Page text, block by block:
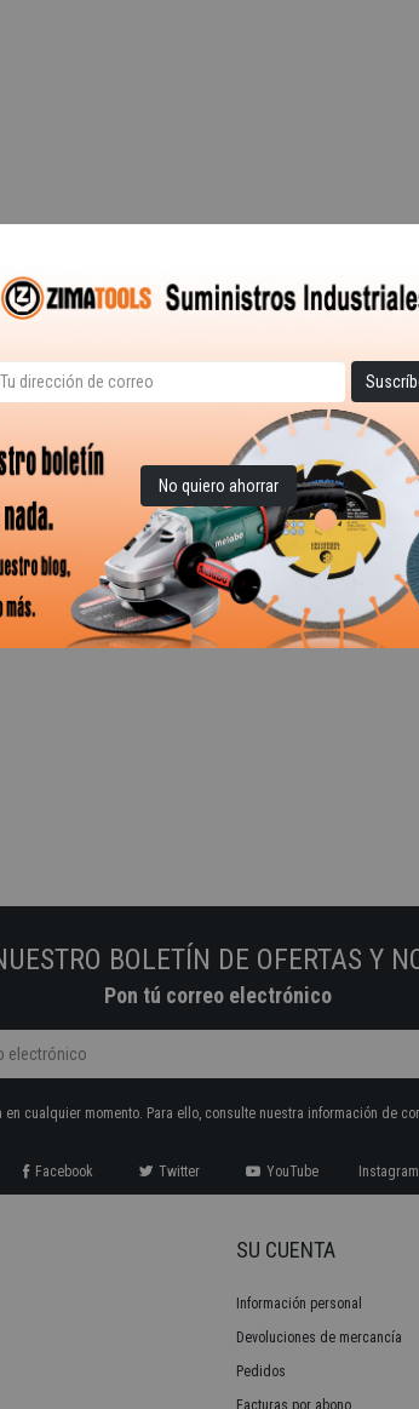
BOLETÍN DE OFERTAS Y
Pon tú correo electrónico
en cualquier momento. Para ello, consulte nuestra información de
Facebook Twitter YouTube Instagram
SU CUENTA
Información personal
Devoluciones de mercancía
Pedidos
Facturas por abono
No quiero ahorrar